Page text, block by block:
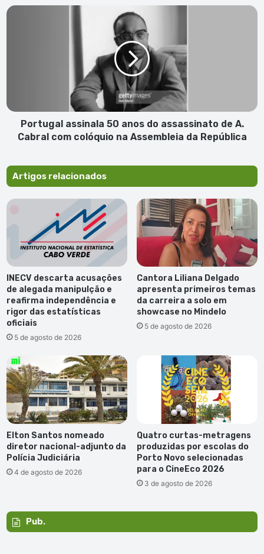
e
Portugal
Cabral
colóquio
da
República
Portugal assinala 50 anos do assassinato de A.
Cabral com colóquio na Assembleia da República
Artigos relacionados
INECV descarta acusações
de alegada manipulção e
reafirma independência e
rigor das estatísticas
oficiais
5 de agosto de 2026
Cantora Liliana Delgado
apresenta primeiros temas
da carreira a solo em
showcase no Mindelo
5 de agosto de 2026
Elton Santos nomeado
diretor nacional-adjunto da
Polícia Judiciária
4 de agosto de 2026
Quatro curtas-metragens
produzidas por escolas do
Porto Novo selecionadas
para o CineEco 2026
3 de agosto de 2026
Pub.